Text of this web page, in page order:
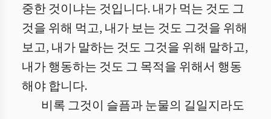
중한 것이냐는 것입니다. 내가 먹는 것도 그
것을 위해 먹고, 내가 보는 것도 그것을 위해
보고, 내가 말하는 것도 그것을 위해 말하고,
내가 행동하는 것도 그 목적을 위해서 행동
해야 합니다.
비록 그것이 슬픔과 눈물의 길일지라도